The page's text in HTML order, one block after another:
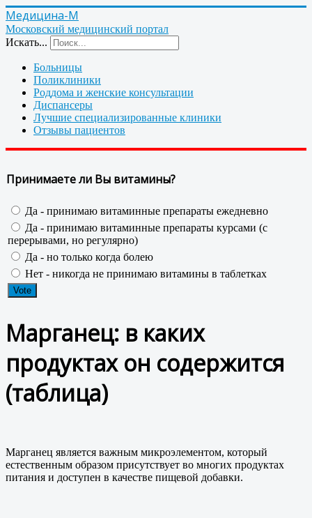
Медицина-М
Московский медицинский портал
Искать...
Больницы
Поликлиники
Роддома и женские консультации
Диспансеры
Лучшие специализированные клиники
Отзывы пациентов
Принимаете ли Вы витамины?
Да - принимаю витаминные препараты ежедневно
Да - принимаю витаминные препараты курсами (с
перерывами, но регулярно)
Да - но только когда болею
Нет - никогда не принимаю витамины в таблетках
Марганец: в каких
продуктах он содержится
(таблица)
Марганец является важным микроэлементом, который
естественным образом присутствует во многих продуктах
питания и доступен в качестве пищевой добавки.